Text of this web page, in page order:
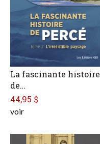
La fascinante histoire
de…
44,95 $
voir